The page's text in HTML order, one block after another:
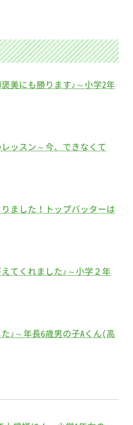
美にも勝ります♪～小学2年
ッスン～今、できなくて
ました！トップバッターは
てくれました♪～小学２年
♪～年長6歳男の子Aくん(高